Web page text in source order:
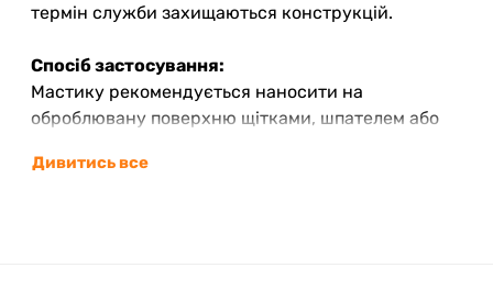
термін служби захищаються конструкцій.
Спосіб застосування:
Мастику рекомендується наносити на
оброблювану поверхню щітками, шпателем або
Діапазон температур застосування від -20°С до
Дивитись все